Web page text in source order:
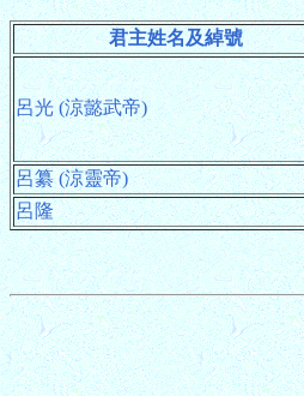
君主姓名及綽號
呂光 (涼懿武帝)
呂纂 (涼靈帝)
呂隆